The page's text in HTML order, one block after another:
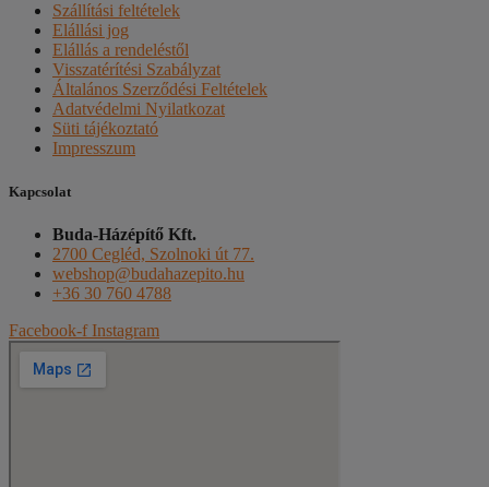
Szállítási feltételek
Elállási jog
Elállás a rendeléstől
Visszatérítési Szabályzat
Általános Szerződési Feltételek
Adatvédelmi Nyilatkozat
Süti tájékoztató
Impresszum
Kapcsolat
Buda-Házépítő Kft.
2700 Cegléd, Szolnoki út 77.
webshop@budahazepito.hu
+36 30 760 4788
Facebook-f Instagram